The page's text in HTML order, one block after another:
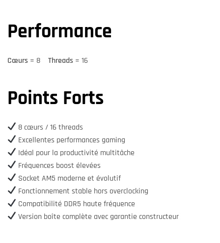
Performance
Cœurs = 8 Threads = 16
Points Forts
8 cœurs / 16 threads
Excellentes performances gaming
Idéal pour la productivité multitâche
Fréquences boost élevées
Socket AM5 moderne et évolutif
Fonctionnement stable hors overclocking
Compatibilité DDR5 haute fréquence
Version boîte complète avec garantie constructeur